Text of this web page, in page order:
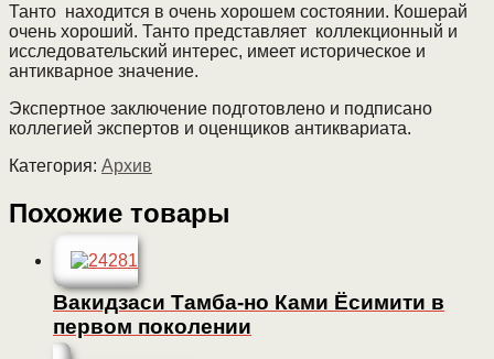
Танто находится в очень хорошем состоянии. Кошерай
очень хороший. Танто представляет коллекционный и
исследовательский интерес, имеет историческое и
антикварное значение.
Экспертное заключение подготовлено и подписано
коллегией экспертов и оценщиков антиквариата.
Категория: Архив
Похожие товары
Вакидзаси Тамба-но Ками Ёсимити в
первом поколении